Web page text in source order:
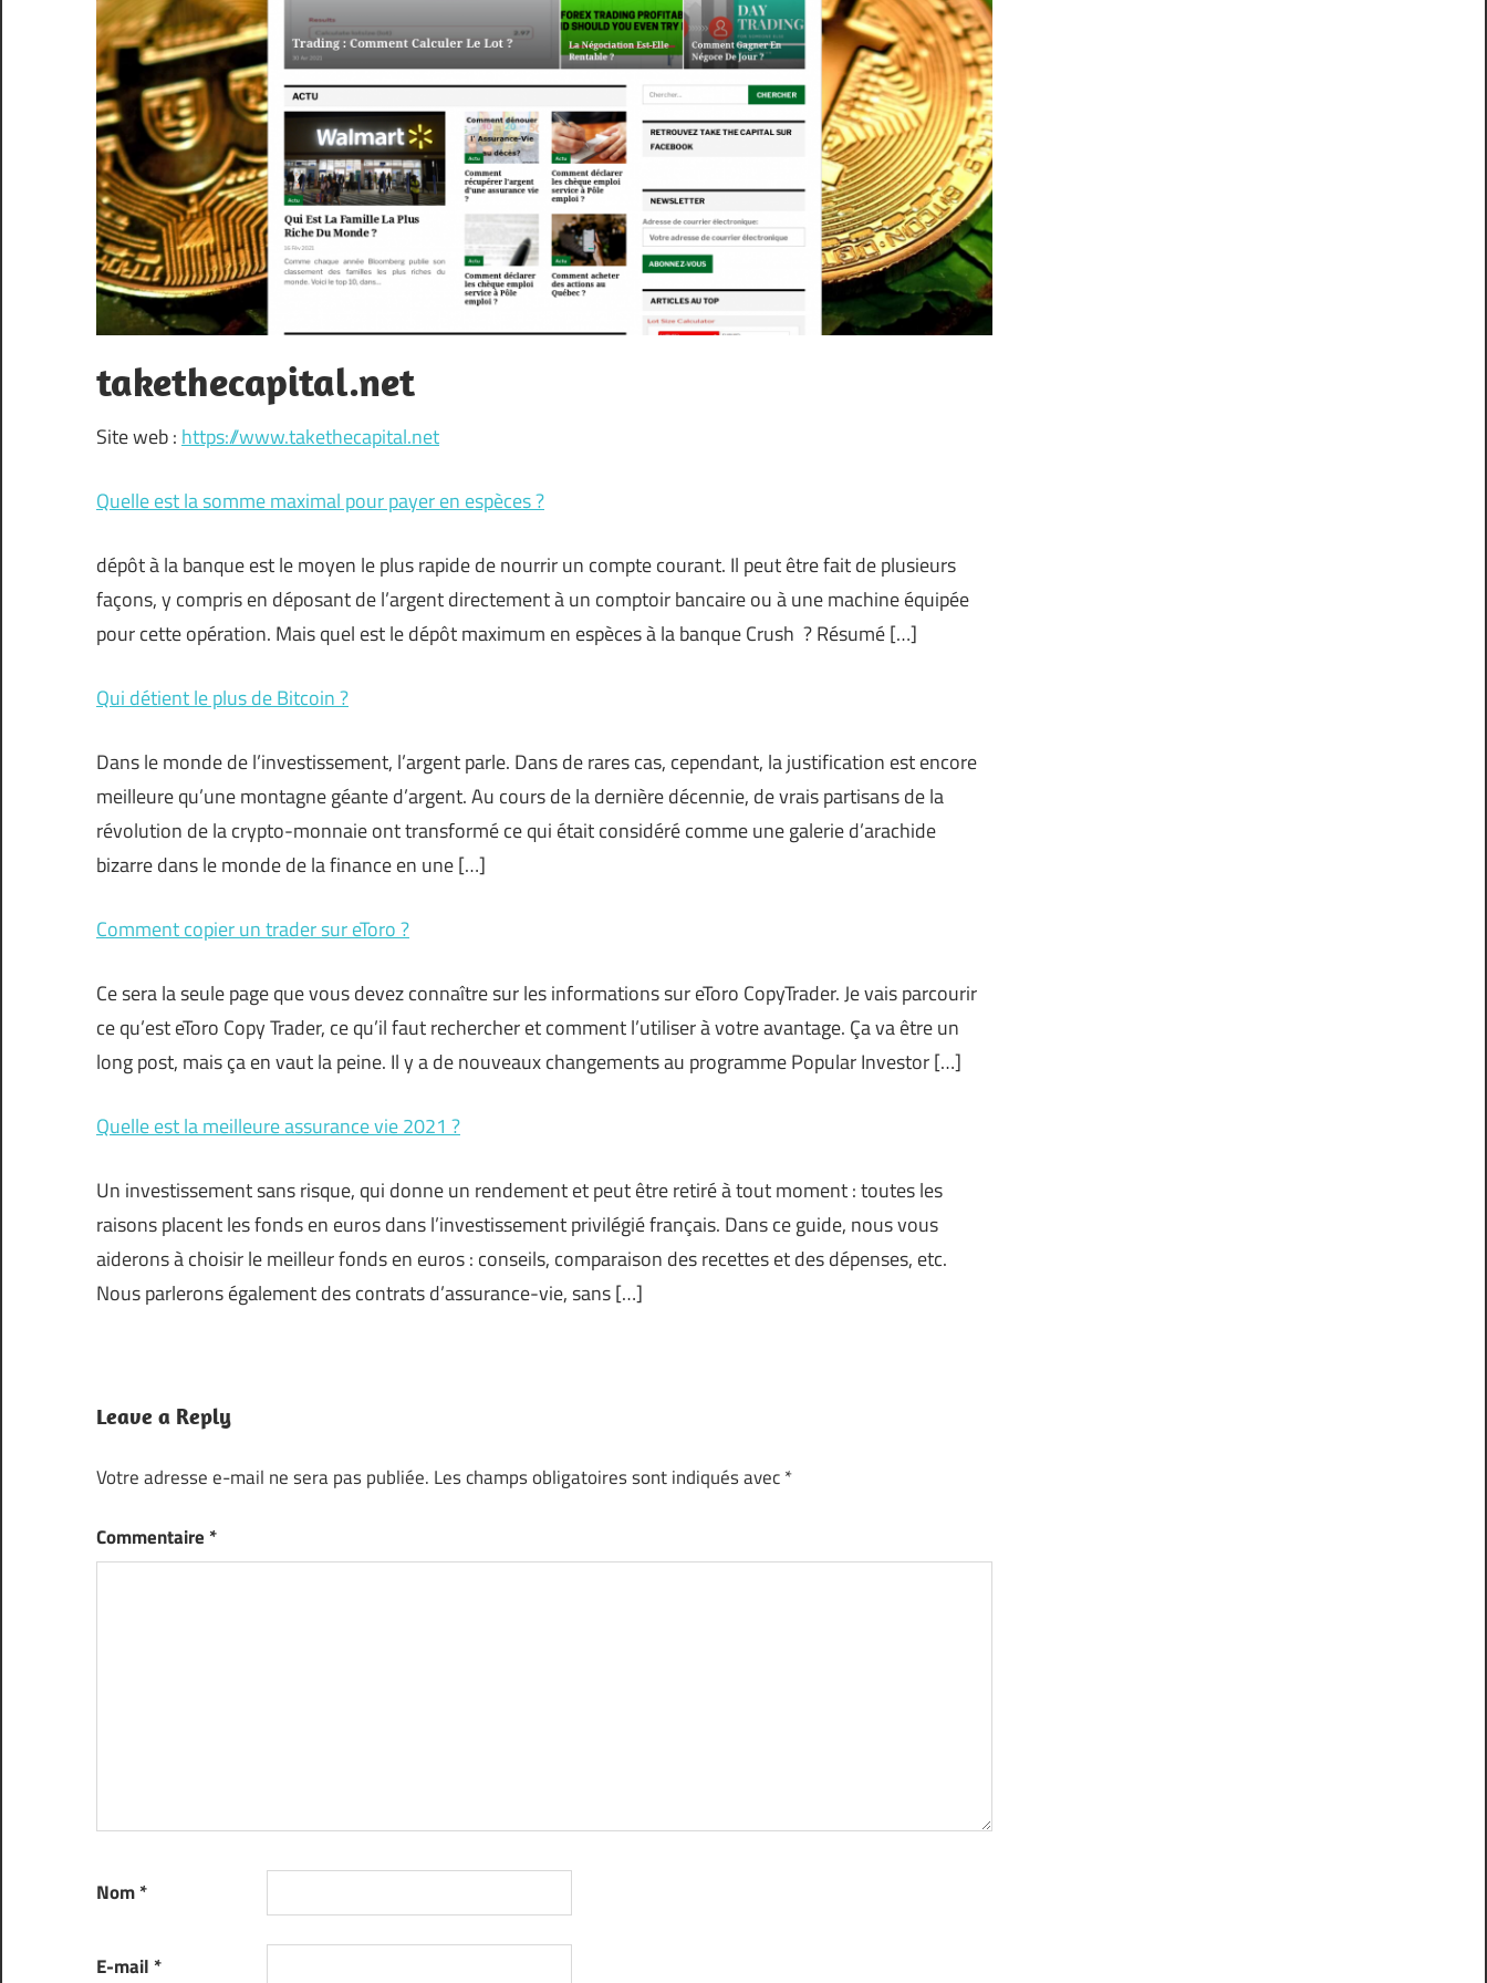
takethecapital.net
Site web :https://www.takethecapital.net
Quelle est la somme maximal pour payer en espèces ?
dépôt à la banque est le moyen le plus rapide de nourrir un compte courant. Il peut être fait de plusieurs
façons, y compris en déposant de l’argent directement à un comptoir bancaire ou à une machine équipée
pour cette opération. Mais quel est le dépôt maximum en espèces à la banque Crush ? Résumé […]
Qui détient le plus de Bitcoin ?
Dans le monde de l’investissement, l’argent parle. Dans de rares cas, cependant, la justification est encore
meilleure qu’une montagne géante d’argent. Au cours de la dernière décennie, de vrais partisans de la
révolution de la crypto-monnaie ont transformé ce qui était considéré comme une galerie d’arachide
bizarre dans le monde de la finance en une […]
Comment copier un trader sur eToro ?
Ce sera la seule page que vous devez connaître sur les informations sur eToro CopyTrader. Je vais parcourir
ce qu’est eToro Copy Trader, ce qu’il faut rechercher et comment l’utiliser à votre avantage. Ça va être un
long post, mais ça en vaut la peine. Il y a de nouveaux changements au programme Popular Investor […]
Quelle est la meilleure assurance vie 2021 ?
Un investissement sans risque, qui donne un rendement et peut être retiré à tout moment : toutes les
raisons placent les fonds en euros dans l’investissement privilégié français. Dans ce guide, nous vous
aiderons à choisir le meilleur fonds en euros : conseils, comparaison des recettes et des dépenses, etc.
Nous parlerons également des contrats d’assurance-vie, sans […]
Leave a Reply
Votre adresse e-mail ne sera pas publiée. Les champs obligatoires sont indiqués avec*
Commentaire *
Nom*
E-mail *